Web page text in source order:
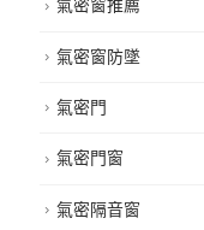
氣密窗推薦
氣密窗防墜
氣密門
氣密門窗
氣密隔音窗